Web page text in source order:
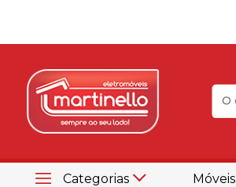
Categorias Móveis